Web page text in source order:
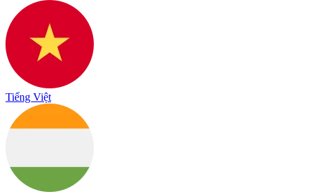
Tiếng Việt